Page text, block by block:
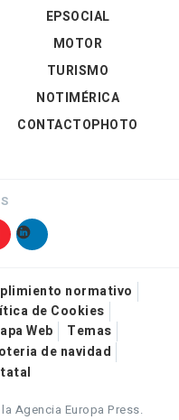
EPSOCIAL
MOTOR
TURISMO
NOTIMÉRICA
CONTACTOPHOTO
normativo
de Cookies
Web
Temas
de navidad
Agencia Europa Press.